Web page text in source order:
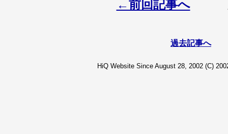
←前回記事へ
過去記事へ
HiQ Website Since August 28, 2002 (C)